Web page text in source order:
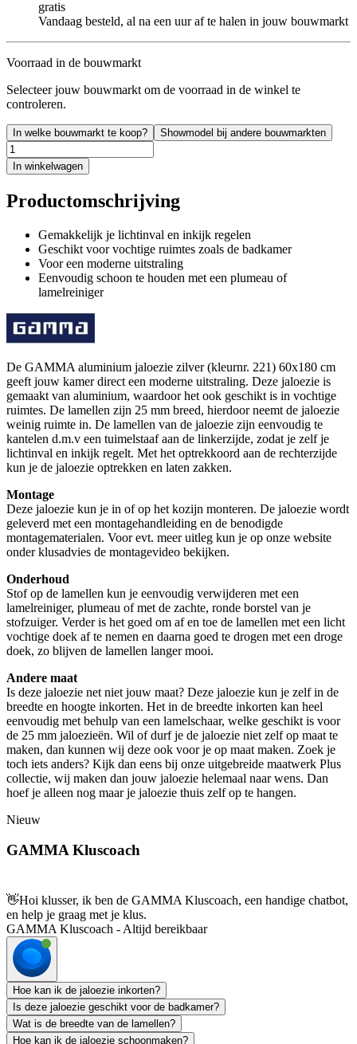
gratis
Vandaag besteld, al na een uur af te halen in jouw bouwmarkt
Voorraad in de bouwmarkt
Selecteer jouw bouwmarkt om de voorraad in de winkel te
controleren.
In welke bouwmarkt te koop? Showmodel bij andere bouwmarkten
In winkelwagen
Productomschrijving
Gemakkelijk je lichtinval en inkijk regelen
Geschikt voor vochtige ruimtes zoals de badkamer
Voor een moderne uitstraling
Eenvoudig schoon te houden met een plumeau of
lamelreiniger
De GAMMA aluminium jaloezie zilver (kleurnr. 221) 60x180 cm
geeft jouw kamer direct een moderne uitstraling. Deze jaloezie is
gemaakt van aluminium, waardoor het ook geschikt is in vochtige
ruimtes. De lamellen zijn 25 mm breed, hierdoor neemt de jaloezie
weinig ruimte in. De lamellen van de jaloezie zijn eenvoudig te
kantelen d.m.v een tuimelstaaf aan de linkerzijde, zodat je zelf je
lichtinval en inkijk regelt. Met het optrekkoord aan de rechterzijde
kun je de jaloezie optrekken en laten zakken.
Montage
Deze jaloezie kun je in of op het kozijn monteren. De jaloezie wordt
geleverd met een montagehandleiding en de benodigde
montagematerialen. Voor evt. meer uitleg kun je op onze website
onder klusadvies de montagevideo bekijken.
Onderhoud
Stof op de lamellen kun je eenvoudig verwijderen met een
lamelreiniger, plumeau of met de zachte, ronde borstel van je
stofzuiger. Verder is het goed om af en toe de lamellen met een licht
vochtige doek af te nemen en daarna goed te drogen met een droge
doek, zo blijven de lamellen langer mooi.
Andere maat
Is deze jaloezie net niet jouw maat? Deze jaloezie kun je zelf in de
breedte en hoogte inkorten. Het in de breedte inkorten kan heel
eenvoudig met behulp van een lamelschaar, welke geschikt is voor
de 25 mm jaloezieën. Wil of durf je de jaloezie niet zelf op maat te
maken, dan kunnen wij deze ook voor je op maat maken. Zoek je
toch iets anders? Kijk dan eens bij onze uitgebreide maatwerk Plus
collectie, wij maken dan jouw jaloezie helemaal naar wens. Dan
hoef je alleen nog maar je jaloezie thuis zelf op te hangen.
Nieuw
GAMMA Kluscoach
👋Hoi klusser, ik ben de GAMMA Kluscoach, een handige chatbot,
en help je graag met je klus.
GAMMA Kluscoach - Altijd bereikbaar
Hoe kan ik de jaloezie inkorten?
Is deze jaloezie geschikt voor de badkamer?
Wat is de breedte van de lamellen?
Hoe kan ik de jaloezie schoonmaken?